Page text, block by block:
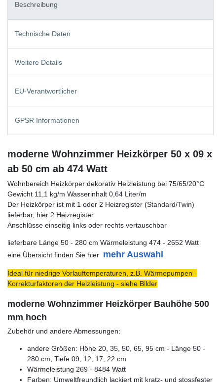
Beschreibung
Technische Daten
Weitere Details
EU-Verantwortlicher
GPSR Informationen
moderne Wohnzimmer Heizkörper 50 x 09 x
ab 50 cm ab 474 Watt
Wohnbereich Heizkörper dekorativ Heizleistung bei 75/65/20°C
Gewicht 11,1 kg/m Wasserinhalt 0,64 Liter/m
Der Heizkörper ist mit 1 oder 2 Heizregister (Standard/Twin)
lieferbar, hier 2 Heizregister.
Anschlüsse einseitig links oder rechts vertauschbar
lieferbare Länge 50 - 280 cm Wärmeleistung 474 - 2652 Watt
eine Übersicht finden Sie hier mehr Auswahl
Ideal für niedrige Vorlauftemperaturen, z.B. Wärmepumpen -
Korrekturfaktoren der Heizleistung - siehe Bilder
moderne Wohnzimmer Heizkörper Bauhöhe 500
mm hoch
Zubehör und andere Abmessungen:
andere Größen: Höhe 20, 35, 50, 65, 95 cm - Länge 50 -
280 cm, Tiefe 09, 12, 17, 22 cm
Wärmeleistung 269 - 8484 Watt
Farben: Umweltfreundlich lackiert mit kratz- und stossfester